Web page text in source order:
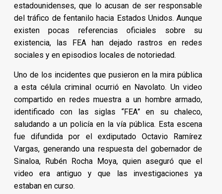
estadounidenses, que lo acusan de ser responsable
del tráfico de fentanilo hacia Estados Unidos. Aunque
existen pocas referencias oficiales sobre su
existencia, las FEA han dejado rastros en redes
sociales y en episodios locales de notoriedad.
Uno de los incidentes que pusieron en la mira pública
a esta célula criminal ocurrió en Navolato. Un video
compartido en redes muestra a un hombre armado,
identificado con las siglas “FEA” en su chaleco,
saludando a un policía en la vía pública. Esta escena
fue difundida por el exdiputado Octavio Ramírez
Vargas, generando una respuesta del gobernador de
Sinaloa, Rubén Rocha Moya, quien aseguró que el
video era antiguo y que las investigaciones ya
estaban en curso.